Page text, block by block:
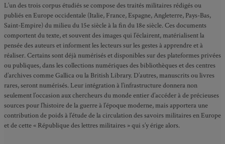
L’un des trois corpus étudiés se compose des traités militaires rédigés ou
publiés en Europe occidentale (Italie, France, Espagne, Angleterre, Pays-Bas,
Saint-Empire) du milieu du 15e siècle à la fin du 18e siècle. Ces documents
comportent du texte, et souvent des images qui l’éclairent, matérialisent la
pensée des auteurs et informent les lecteurs sur les gestes à apprendre et à
réaliser. Certains sont déjà numérisés et disponibles sur des plateformes privées
ou publiques, dans les collections numériques des bibliothèques et des centres
d’archives comme Gallica ou la British Library. D’autres, manuscrits ou livres
rares, seront numérisés. Leur intégration à l’infrastructure donnera non
seulement l’occasion aux chercheurs du monde entier d’accéder à de précieuses
sources pour l’histoire de la guerre à l’époque moderne, mais apportera une
contribution de poids à l’étude de la circulation des savoirs militaires en Europe
et de cette « République des lettres militaires » qui s’y érige alors.